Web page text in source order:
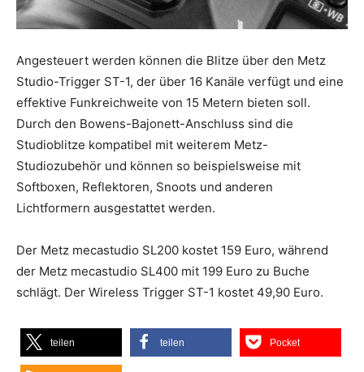
Angesteuert werden können die Blitze über den Metz
Studio-Trigger ST-1, der über 16 Kanäle verfügt und eine
effektive Funkreichweite von 15 Metern bieten soll.
Durch den Bowens-Bajonett-Anschluss sind die
Studioblitze kompatibel mit weiterem Metz-
Studiozubehör und können so beispielsweise mit
Softboxen, Reflektoren, Snoots und anderen
Lichtformern ausgestattet werden.
Der Metz mecastudio SL200 kostet 159 Euro, während
der Metz mecastudio SL400 mit 199 Euro zu Buche
schlägt. Der Wireless Trigger ST-1 kostet 49,90 Euro.
teilen teilen Pocket